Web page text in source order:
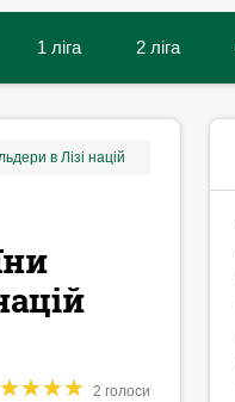
1 ліга 2 ліга
в Лізі націй
★★★★
★★★★ 2 голоси